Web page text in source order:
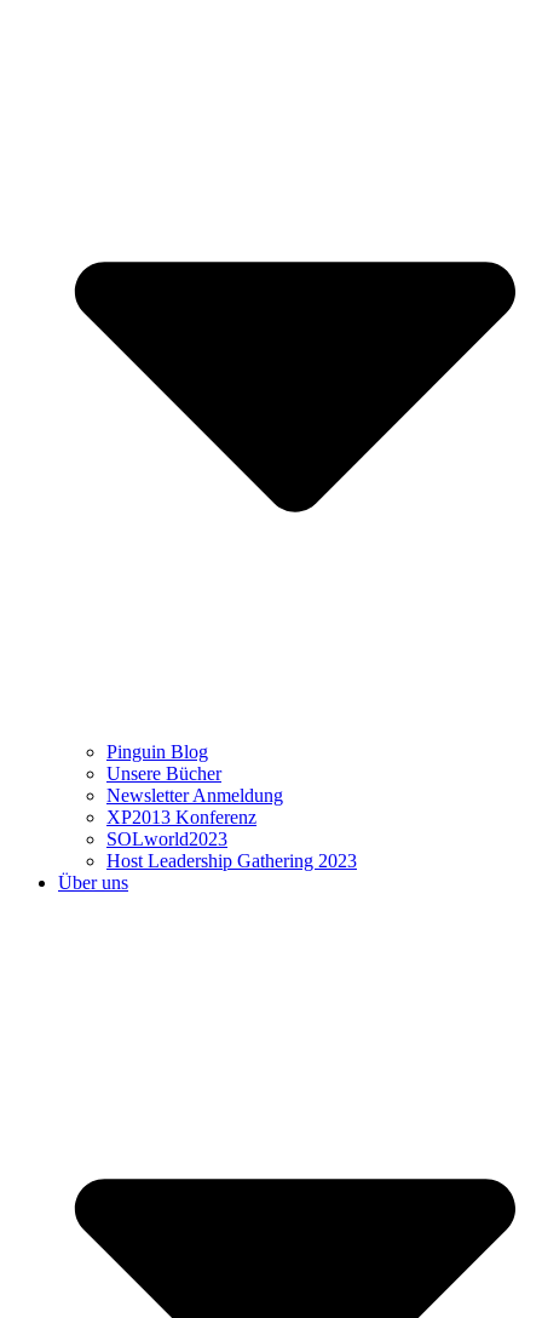
Pinguin Blog
Unsere Bücher
Newsletter Anmeldung
XP2013 Konferenz
SOLworld2023
Host Leadership Gathering 2023
Über uns